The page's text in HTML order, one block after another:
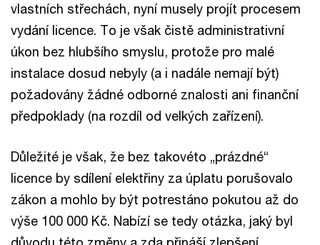
vlastních střechách, nyní musely projít procesem
vydání licence. To je však čistě administrativní
úkon bez hlubšího smyslu, protože pro malé
instalace dosud nebyly (a i nadále nemají být)
požadovány žádné odborné znalosti ani finanční
předpoklady (na rozdíl od velkých zařízení).
Důležité je však, že bez takovéto „prázdné“
licence by sdílení elektřiny za úplatu porušovalo
zákon a mohlo by být potrestáno pokutou až do
výše 100 000 Kč. Nabízí se tedy otázka, jaký byl